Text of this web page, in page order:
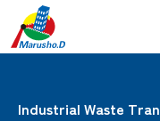
Industrial Waste